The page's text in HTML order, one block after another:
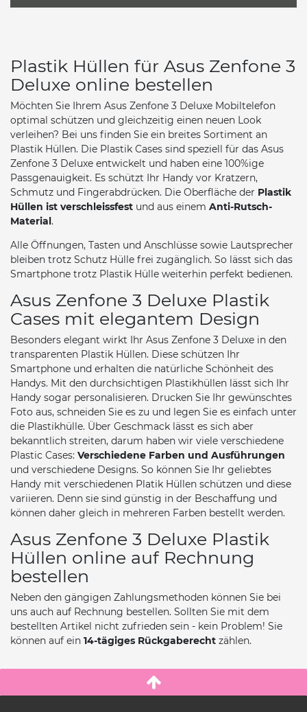
Plastik Hüllen für Asus Zenfone 3
Deluxe online bestellen
Möchten Sie Ihrem Asus Zenfone 3 Deluxe Mobiltelefon
optimal schützen und gleichzeitig einen neuen Look
verleihen? Bei uns finden Sie ein breites Sortiment an
Plastik Hüllen. Die Plastik Cases sind speziell für das Asus
Zenfone 3 Deluxe entwickelt und haben eine 100%ige
Passgenauigkeit. Es schützt Ihr Handy vor Kratzern,
Schmutz und Fingerabdrücken. Die Oberfläche der Plastik
Hüllen ist verschleissfest und aus einem Anti-Rutsch-
Material .
Alle Öffnungen, Tasten und Anschlüsse sowie Lautsprecher
bleiben trotz Schutz Hülle frei zugänglich. So lässt sich das
Smartphone trotz Plastik Hülle weiterhin perfekt bedienen.
Asus Zenfone 3 Deluxe Plastik
Cases mit elegantem Design
Besonders elegant wirkt Ihr Asus Zenfone 3 Deluxe in den
transparenten Plastik Hüllen. Diese schützen Ihr
Smartphone und erhalten die natürliche Schönheit des
Handys. Mit den durchsichtigen Plastikhüllen lässt sich Ihr
Handy sogar personalisieren. Drucken Sie Ihr gewünschtes
Foto aus, schneiden Sie es zu und legen Sie es einfach unter
die Plastikhülle. Über Geschmack lässt es sich aber
bekanntlich streiten, darum haben wir viele verschiedene
Plastic Cases: Verschiedene Farben und Ausführungen
und verschiedene Designs. So können Sie Ihr geliebtes
Handy mit verschiedenen Platik Hüllen schützen und diese
variieren. Denn sie sind günstig in der Beschaffung und
können daher gleich in mehreren Farben bestellt werden.
Asus Zenfone 3 Deluxe Plastik
Hüllen online auf Rechnung
bestellen
Neben den gängigen Zahlungsmethoden können Sie bei
uns auch auf Rechnung bestellen. Sollten Sie mit dem
bestellten Artikel nicht zufrieden sein - kein Problem! Sie
können auf ein 14-tägiges Rückgaberecht zählen.